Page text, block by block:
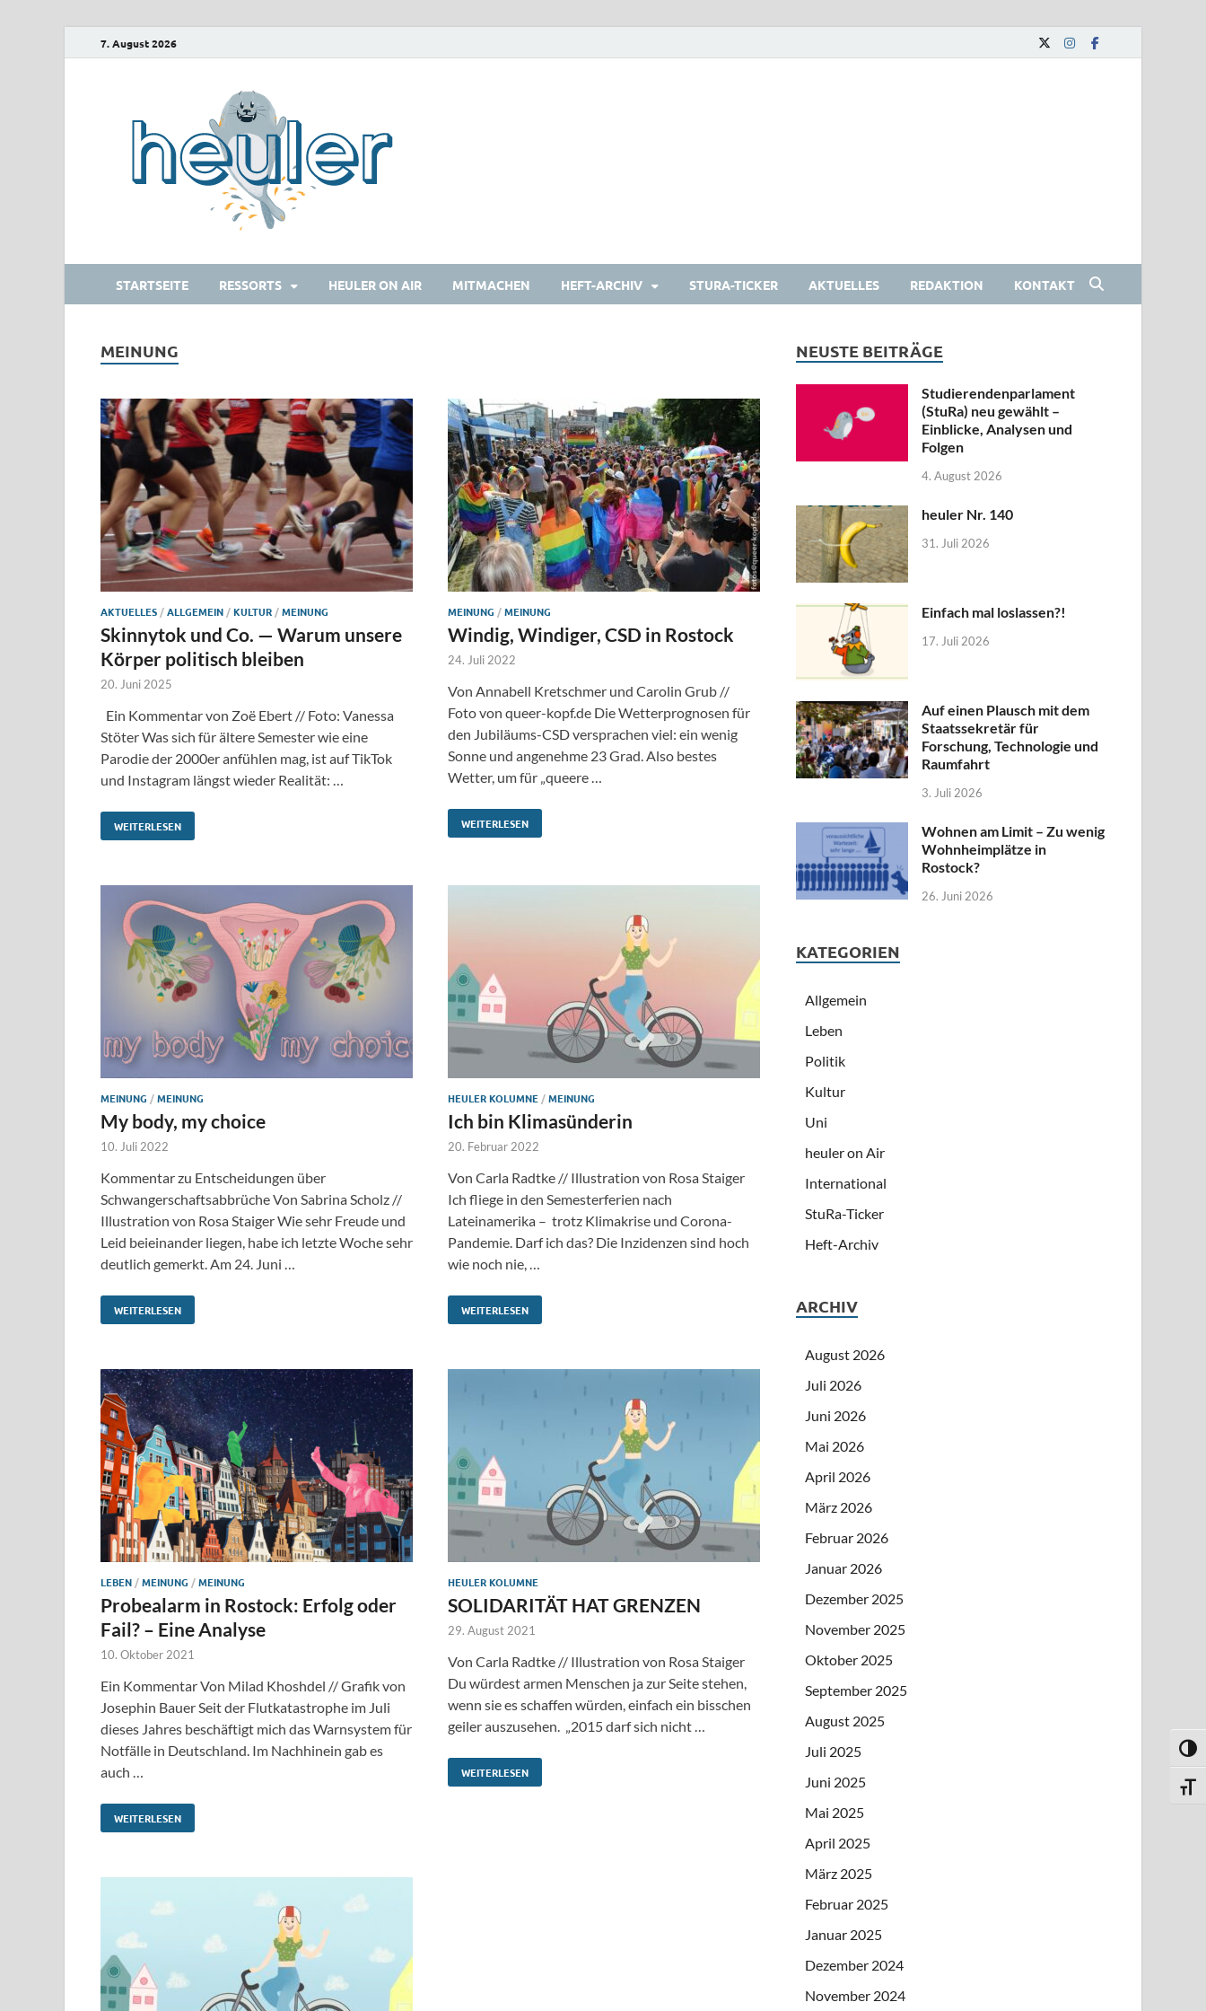
7. August 2026
STARTSEITE RESSORTS HEULER ON AIR MITMACHEN HEFT-ARCHIV STURA-TICKER AKTUELLES REDAKTION KONTAKT
MEINUNG
AKTUELLES /ALLGEMEIN /KULTUR /MEINUNG
Skinnytok und Co. — Warum unsere
Körper politisch bleiben
20. Juni 2025
Ein Kommentar von Zoë Ebert // Foto: Vanessa
Stöter Was sich für ältere Semester wie eine
Parodie der 2000er anfühlen mag, ist auf TikTok
und Instagram längst wieder Realität: …
WEITERLESEN
MEINUNG /MEINUNG
Windig, Windiger, CSD in Rostock
24. Juli 2022
Von Annabell Kretschmer und Carolin Grub //
Foto von queer-kopf.de Die Wetterprognosen für
den Jubiläums-CSD versprachen viel: ein wenig
Sonne und angenehme 23 Grad. Also bestes
Wetter, um für „queere …
WEITERLESEN
MEINUNG /MEINUNG
My body, my choice
10. Juli 2022
Kommentar zu Entscheidungen über
Schwangerschaftsabbrüche Von Sabrina Scholz //
Illustration von Rosa Staiger Wie sehr Freude und
Leid beieinander liegen, habe ich letzte Woche sehr
deutlich gemerkt. Am 24. Juni …
WEITERLESEN
HEULER KOLUMNE /MEINUNG
Ich bin Klimasünderin
20. Februar 2022
Von Carla Radtke // Illustration von Rosa Staiger
Ich fliege in den Semesterferien nach
Lateinamerika – trotz Klimakrise und Corona-
Pandemie. Darf ich das? Die Inzidenzen sind hoch
wie noch nie, …
WEITERLESEN
LEBEN /MEINUNG /MEINUNG
Probealarm in Rostock: Erfolg oder
Fail? – Eine Analyse
10. Oktober 2021
Ein Kommentar Von Milad Khoshdel // Grafik von
Josephin Bauer Seit der Flutkatastrophe im Juli
dieses Jahres beschäftigt mich das Warnsystem für
Notfälle in Deutschland. Im Nachhinein gab es
auch …
WEITERLESEN
HEULER KOLUMNE
SOLIDARITÄT HAT GRENZEN
29. August 2021
Von Carla Radtke // Illustration von Rosa Staiger
Du würdest armen Menschen ja zur Seite stehen,
wenn sie es schaffen würden, einfach ein bisschen
geiler auszusehen. „2015 darf sich nicht …
WEITERLESEN
NEUSTE BEITRÄGE
Studierendenparlament
(StuRa) neu gewählt –
Einblicke, Analysen und
Folgen
4. August 2026
heuler Nr. 140
31. Juli 2026
Einfach mal loslassen?!
17. Juli 2026
Auf einen Plausch mit dem
Staatssekretär für
Forschung, Technologie und
Raumfahrt
3. Juli 2026
Wohnen am Limit – Zu wenig
Wohnheimplätze in
Rostock?
26. Juni 2026
KATEGORIEN
Allgemein
Leben
Politik
Kultur
Uni
heuler on Air
International
StuRa-Ticker
Heft-Archiv
ARCHIV
August 2026
Juli 2026
Juni 2026
Mai 2026
April 2026
März 2026
Februar 2026
Januar 2026
Dezember 2025
November 2025
Oktober 2025
September 2025
August 2025
Juli 2025
Juni 2025
Mai 2025
April 2025
März 2025
Februar 2025
Januar 2025
Dezember 2024
November 2024